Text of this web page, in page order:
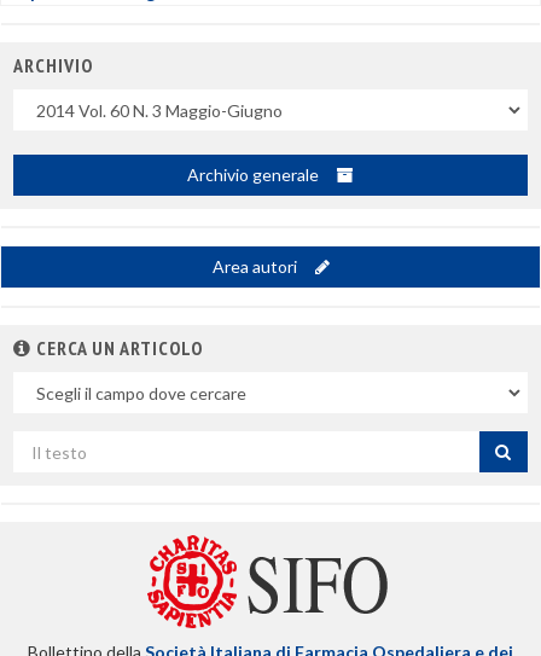
ARCHIVIO
Archivio generale
Area autori
CERCA UN ARTICOLO
campo
per
Bollettino della Società Italiana di Farmacia Ospedaliera e dei